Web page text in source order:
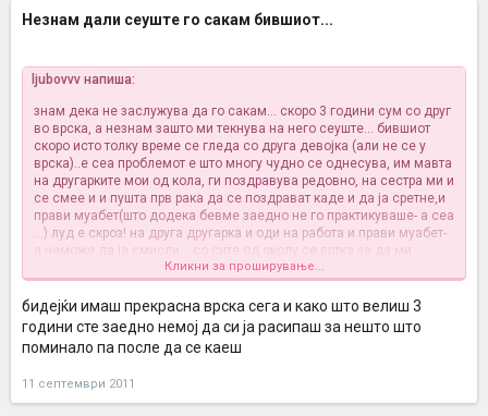
Незнам дали сеуште го сакам бившиот...
ljubovvv напиша:
знам дека не заслужува да го сакам... скоро 3 години сум со друг
во врска, а незнам зашто ми текнува на него сеуште... бившиот
скоро исто толку време се гледа со друга девојка (али не се у
врска)..е сеа проблемот е што многу чудно се однесува, им мавта
на другарките мои од кола, ги поздравува редовно, на сестра ми и
се смее и и пушта прв рака да се поздрават каде и да ја сретне,и
прави муабет(што додека бевме заедно не го практикуваше- а сеа
...) луд е скроз! на друга другарка и оди на работа и прави муабет-
а неможе да ја смисли... со сите од околу се вртка за да ми
пренесат дека го виделе и бла бла
ми е страв дека сеуште го сакам... а од друга страна си се тешам
дека ова ми е само криза- што се надевам дека ќе ми помине!
и дали стварно по луѓево иде само за да ми пренесат?... не беше
таков- што ли му станало(мора многу да му фалам
сака и ме почитува, и што ми е на мене незнам ..не заслужува
вака да му правам
Кликни за проширување...
бидејќи имаш прекрасна врска сега и како што велиш 3
години сте заедно немој да си ја расипаш за нешто што
поминало па после да се каеш
11 септември 2011